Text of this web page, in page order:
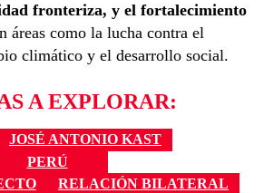
fronteriza, y el fortalecimiento
áreas como la lucha contra el
climático y el desarrollo social.
A EXPLORAR:
JOSÉ ANTONIO KAST
PERÚ
RELACIÓN BILATERAL